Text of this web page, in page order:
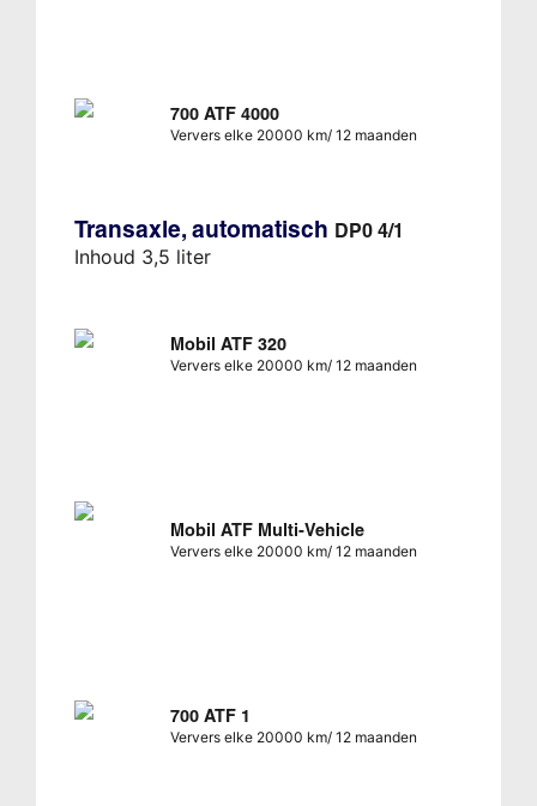
700 ATF 4000
Ververs elke 20000 km/ 12 maanden
Transaxle, automatisch DP0 4/1
Inhoud 3,5 liter
Mobil ATF 320
Ververs elke 20000 km/ 12 maanden
Mobil ATF Multi-Vehicle
Ververs elke 20000 km/ 12 maanden
700 ATF 1
Ververs elke 20000 km/ 12 maanden